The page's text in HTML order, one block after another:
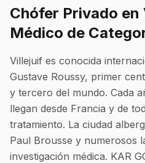
Chófer Privado
Médico de
Villejuif es conocida
Gustave Roussy, primer
y tercero del mundo. Cada
llegan desde Francia y de
tratamiento. La ciudad
Paul Brousse y numerosos
investigación médica. KAR